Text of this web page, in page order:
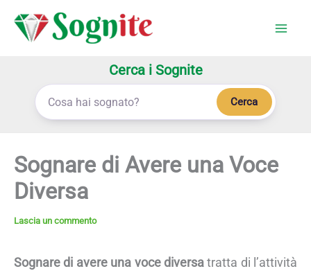
Cerca i Sognite
Cerca
Sognare di Avere una Voce
Diversa
Lascia un commento
Sognare di avere una voce diversatratta di l’attività